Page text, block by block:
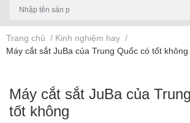
Trang chủ / Kinh nghiệm hay /
Máy cắt sắt JuBa của Trung Quốc có tốt không
Máy cắt sắt JuBa của
tốt không